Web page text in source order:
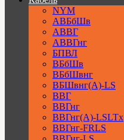
NYM
АВБбШв
АВВГ
АВВГнг
БПВЛ
ВБбШв
ВБбШвнг
ВБШвнг(А)-LS
ВВГ
ВВГнг
ВВГнг(А)-LSLTx
ВВГнг-FRLS